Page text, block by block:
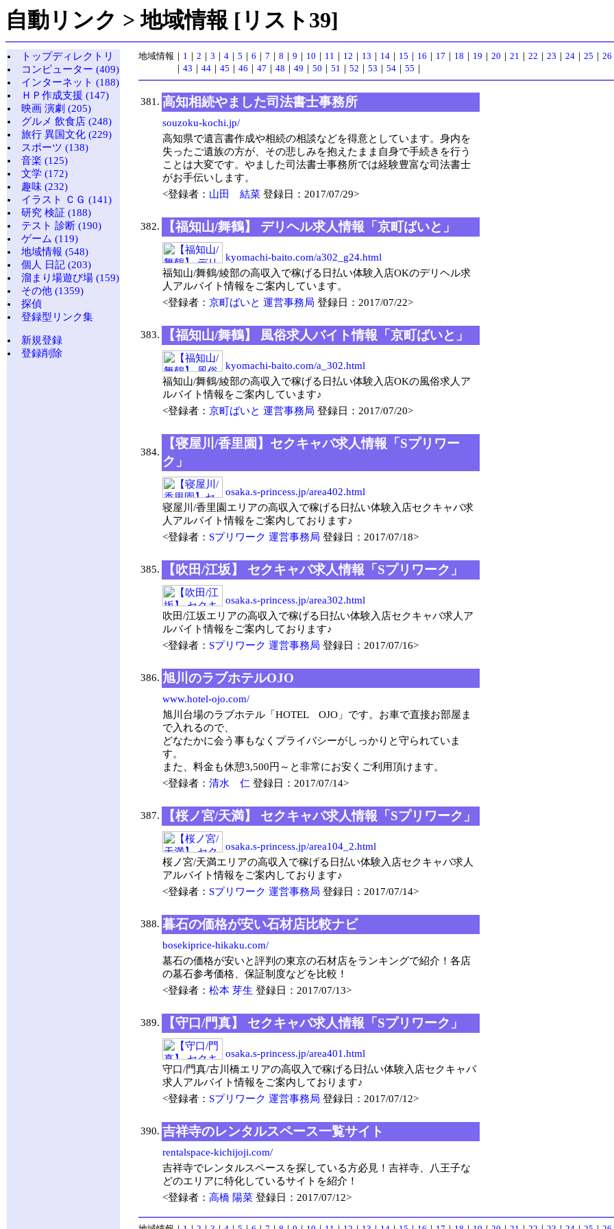
自動リンク > 地域情報 [リスト39]
トップディレクトリ
コンピューター (409)
インターネット (188)
ＨＰ作成支援 (147)
映画 演劇 (205)
グルメ 飲食店 (248)
旅行 異国文化 (229)
スポーツ (138)
音楽 (125)
文学 (172)
趣味 (232)
イラスト ＣＧ (141)
研究 検証 (188)
テスト 診断 (190)
ゲーム (119)
地域情報 (548)
個人 日記 (203)
溜まり場遊び場 (159)
その他 (1359)
探偵
登録型リンク集
新規登録
登録削除
地域情報 ｜ 1 ｜ 2 ｜ 3 ｜ 4 ｜ 5 ｜ 6 ｜ 7 ｜ 8 ｜ 9 ｜ 10 ｜ 11 ｜ 12 ｜ 13 ｜ 14 ｜ 15 ｜ 16 ｜ 17 ｜ 18 ｜ 19 ｜ 20 ｜ 21 ｜ 22 ｜ 23 ｜ 24 ｜ 25 ｜ 26
｜ 43 ｜ 44 ｜ 45 ｜ 46 ｜ 47 ｜ 48 ｜ 49 ｜ 50 ｜ 51 ｜ 52 ｜ 53 ｜ 54 ｜ 55 ｜
381. 高知相続やました司法書士事務所
souzoku-kochi.jp/
高知県で遺言書作成や相続の相談などを得意としています。身内を
失ったご遺族の方が、その悲しみを抱えたまま自身で手続きを行う
ことは大変です。やました司法書士事務所では経験豊富な司法書士
がお手伝いします。
<登録者： 山田 結菜 登録日：2017/07/29>
382. 【福知山/舞鶴】 デリヘル求人情報「京町ばいと」
kyomachi-baito.com/a302_g24.html
福知山/舞鶴/綾部の高収入で稼げる日払い体験入店OKのデリヘル求
人アルバイト情報をご案内しています。
<登録者： 京町ばいと 運営事務局 登録日：2017/07/22>
383. 【福知山/舞鶴】 風俗求人バイト情報「京町ばいと」
kyomachi-baito.com/a_302.html
福知山/舞鶴/綾部の高収入で稼げる日払い体験入店OKの風俗求人ア
ルバイト情報をご案内しています♪
<登録者： 京町ばいと 運営事務局 登録日：2017/07/20>
384.
【寝屋川/香里園】セクキャバ求人情報「Sプリワー
ク」
osaka.s-princess.jp/area402.html
寝屋川/香里園エリアの高収入で稼げる日払い体験入店セクキャバ求
人アルバイト情報をご案内しております♪
<登録者： Sプリワーク 運営事務局 登録日：2017/07/18>
385. 【吹田/江坂】 セクキャバ求人情報「Sプリワーク」
osaka.s-princess.jp/area302.html
吹田/江坂エリアの高収入で稼げる日払い体験入店セクキャバ求人ア
ルバイト情報をご案内しております♪
<登録者： Sプリワーク 運営事務局 登録日：2017/07/16>
386. 旭川のラブホテルOJO
www.hotel-ojo.com/
旭川台場のラブホテル「HOTEL OJO」です。お車で直接お部屋ま
で入れるので、
どなたかに会う事もなくプライバシーがしっかりと守られていま
す。
また、料金も休憩3,500円～と非常にお安くご利用頂けます。
<登録者： 清水 仁 登録日：2017/07/14>
387. 【桜ノ宮/天満】 セクキャバ求人情報「Sプリワーク」
osaka.s-princess.jp/area104_2.html
桜ノ宮/天満エリアの高収入で稼げる日払い体験入店セクキャバ求人
アルバイト情報をご案内しております♪
<登録者： Sプリワーク 運営事務局 登録日：2017/07/14>
388. 暮石の価格が安い石材店比較ナビ
bosekiprice-hikaku.com/
墓石の価格が安いと評判の東京の石材店をランキングで紹介！各店
の墓石参考価格、保証制度などを比較！
<登録者： 松本 芽生 登録日：2017/07/13>
389. 【守口/門真】 セクキャバ求人情報「Sプリワーク」
osaka.s-princess.jp/area401.html
守口/門真/古川橋エリアの高収入で稼げる日払い体験入店セクキャバ
求人アルバイト情報をご案内しております♪
<登録者： Sプリワーク 運営事務局 登録日：2017/07/12>
390. 吉祥寺のレンタルスペース一覧サイト
rentalspace-kichijoji.com/
吉祥寺でレンタルスペースを探している方必見！吉祥寺、八王子な
どのエリアに特化しているサイトを紹介！
<登録者： 高橋 陽菜 登録日：2017/07/12>